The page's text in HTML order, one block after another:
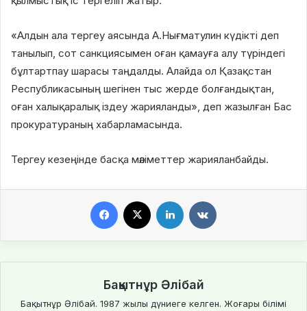
«Алдын ала тергеу аясында А.Нығматулин күдікті деп
танылып, сот санкциясымен оған қамауға алу түріндегі
бұлтартпау шарасы таңдалды. Алайда ол Қазақстан
Республикасының шегінен тыс жерде болғандықтан,
оған халықаралық іздеу жарияланды», деп жазылған Бас
прокуратураның хабарламасында.
Тергеу кезеңінде басқа мәліметтер жарияланбайды.
Facebook LinkedIn
Бақытнұр Әлібай
Бақытнұр Әлібай. 1987 жылы дүниеге келген. Жоғары білімі